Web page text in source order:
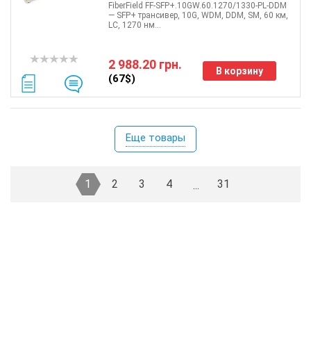
2 988.20 грн.
(67$)
В корзину
FiberField FF-SFP+.10GW.60.1270/1330-PL-DDM
— SFP+ трансивер, 10G, WDM, DDM, SM, 60 км,
LC, 1270 нм...
Еще товары
1 2 3 4 ... 31